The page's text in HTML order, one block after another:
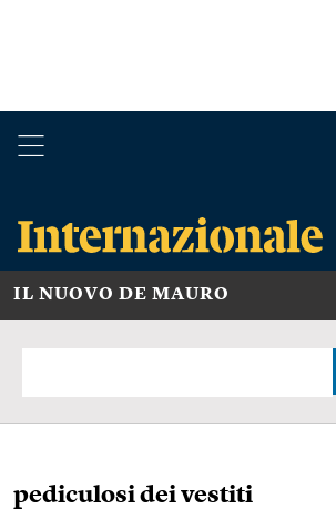
IL NUOVO DE MAURO
pediculosi dei vestiti